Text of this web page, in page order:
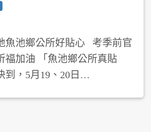
魚池鄉公所好貼心 考季前官
福加油 「魚池鄉公所真貼
到，5月19、20日…